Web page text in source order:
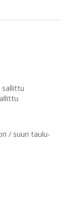
/ suuri taulu-